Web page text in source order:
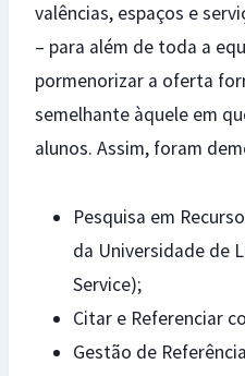
valências, espaços e
– para além de toda a
pormenorizar a oferta
semelhante àquele em
alunos. Assim, foram
Pesquisa em
da Universidade de
Service);
Citar e Referenciar
Gestão de